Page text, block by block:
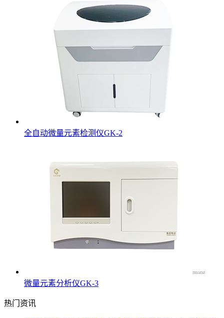
全自动微量元素检测仪GK-2
微量元素分析仪GK-3
热门资讯